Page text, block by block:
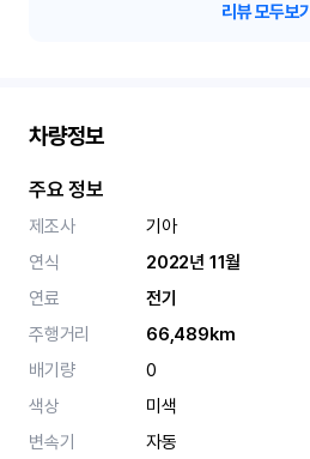
리뷰 모두보기
차량정보
주요 정보
제조사
기아
연식
2022년 11월
연료
전기
주행거리
66,489km
배기량
0
색상
미색
변속기
자동